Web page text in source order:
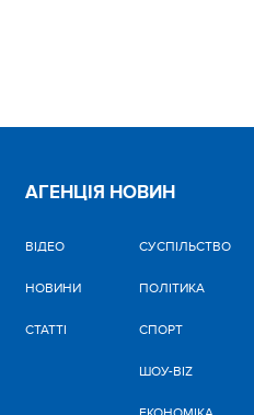
АГЕНЦІЯ НОВИН
ВІДЕО
НОВИНИ
СТАТТІ
CУСПІЛЬСТВО
ПОЛІТИКА
СПОРТ
ШОУ-BIZ